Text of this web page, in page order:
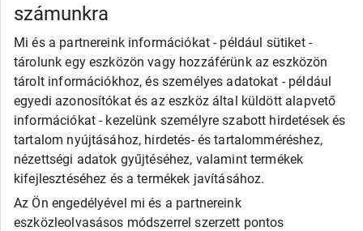
számunkra
Mi és a partnereink információkat - például sütiket -
tárolunk egy eszközön vagy hozzáférünk az eszközön
tárolt információkhoz, és személyes adatokat - például
egyedi azonosítókat és az eszköz által küldött alapvető
információkat - kezelünk személyre szabott hirdetések és
tartalom nyújtásához, hirdetés- és tartalomméréshez,
nézettségi adatok gyűjtéséhez, valamint termékek
kifejlesztéséhez és a termékek javításához.
Az Ön engedélyével mi és a partnereink
eszközleolvasásos módszerrel szerzett pontos